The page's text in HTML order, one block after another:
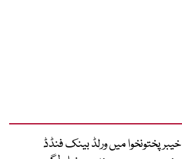
خیبرپختونخوا میں ورلڈ بینک فنڈڈ